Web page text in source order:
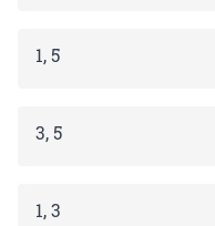
1, 5
3, 5
1, 3